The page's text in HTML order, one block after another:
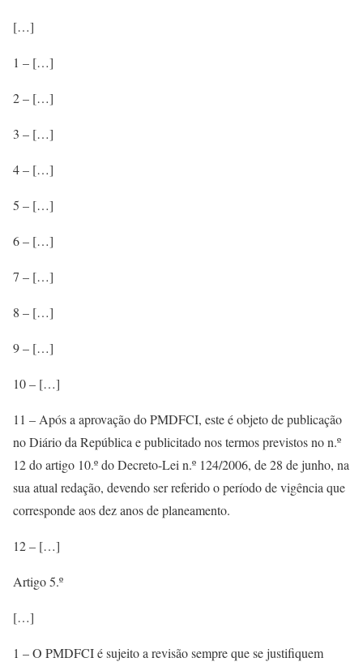
[…]
1 – […]
2 – […]
3 – […]
4 – […]
5 – […]
6 – […]
7 – […]
8 – […]
9 – […]
10 – […]
11 – Após a aprovação do PMDFCI, este é objeto de publicação
no Diário da República e publicitado nos termos previstos no n.º
12 do artigo 10.º do Decreto-Lei n.º 124/2006, de 28 de junho, na
sua atual redação, devendo ser referido o período de vigência que
corresponde aos dez anos de planeamento.
12 – […]
Artigo 5.º
[…]
1 – O PMDFCI é sujeito a revisão sempre que se justifiquem